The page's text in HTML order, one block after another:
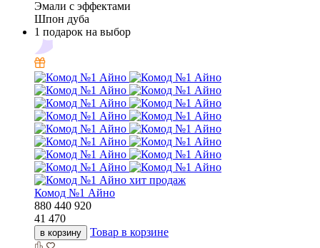
Эмали с эффектами
Шпон дуба
1 подарок на выбор
хит продаж
Комод №1 Айно
880 440 920
41 470
в корзину Товар в корзине